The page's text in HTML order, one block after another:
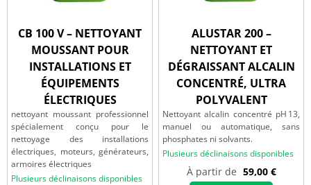
CB 100 V – NETTOYANT
MOUSSANT POUR
INSTALLATIONS ET
ÉQUIPEMENTS
ÉLECTRIQUES
nettoyant moussant professionnel
spécialement conçu pour le
nettoyage des installations
électriques, moteurs, générateurs,
armoires électriques
Plusieurs déclinaisons disponibles
ALUSTAR 200 –
NETTOYANT ET
DÉGRAISSANT ALCALIN
CONCENTRÉ, ULTRA
POLYVALENT
Nettoyant alcalin concentré pH 13,
manuel ou automatique, sans
phosphates ni solvants.
Plusieurs déclinaisons disponibles
À partir de 59,00 €